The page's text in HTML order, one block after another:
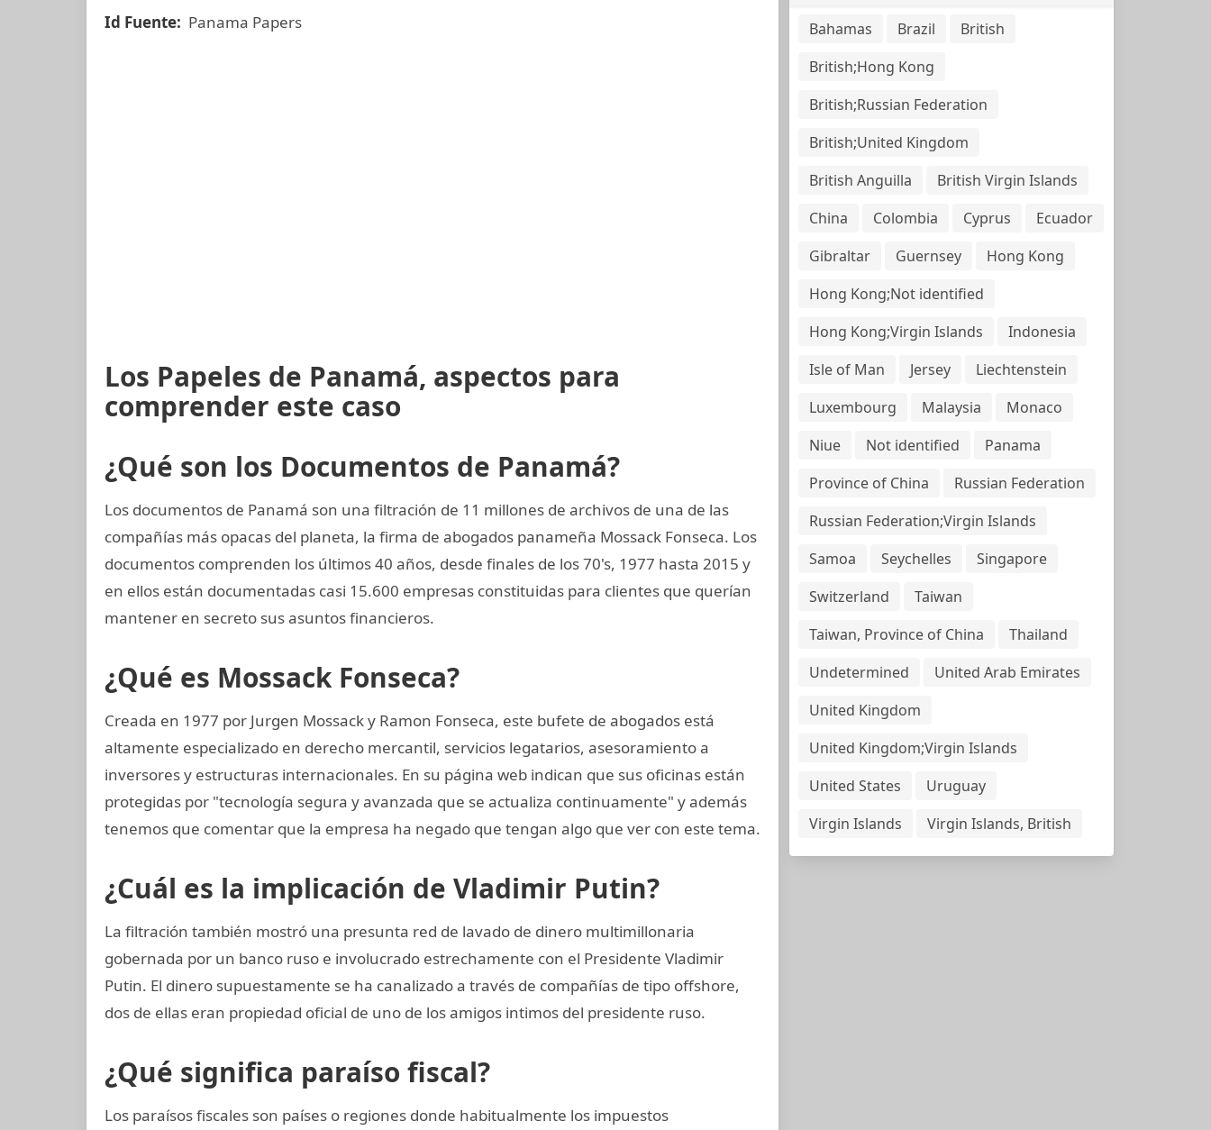
Id Fuente: Panama Papers
Los Papeles de Panamá, aspectos para
comprender este caso
¿Qué son los Documentos de Panamá?
Los documentos de Panamá son una filtración de 11 millones de archivos de una de las
compañías más opacas del planeta, la firma de abogados panameña Mossack Fonseca. Los
documentos comprenden los últimos 40 años, desde finales de los 70's, 1977 hasta 2015 y
en ellos están documentadas casi 15.600 empresas constituidas para clientes que querían
mantener en secreto sus asuntos financieros.
¿Qué es Mossack Fonseca?
Creada en 1977 por Jurgen Mossack y Ramon Fonseca, este bufete de abogados está
altamente especializado en derecho mercantil, servicios legatarios, asesoramiento a
inversores y estructuras internacionales. En su página web indican que sus oficinas están
protegidas por "tecnología segura y avanzada que se actualiza continuamente" y además
tenemos que comentar que la empresa ha negado que tengan algo que ver con este tema.
¿Cuál es la implicación de Vladimir Putin?
La filtración también mostró una presunta red de lavado de dinero multimillonaria
gobernada por un banco ruso e involucrado estrechamente con el Presidente Vladimir
Putin. El dinero supuestamente se ha canalizado a través de compañías de tipo offshore,
dos de ellas eran propiedad oficial de uno de los amigos intimos del presidente ruso.
¿Qué significa paraíso fiscal?
Los paraísos fiscales son países o regiones donde habitualmente los impuestos
Bahamas Brazil
British
British;Hong Kong
British;Russian Federation
British;United Kingdom
British Anguilla
British Virgin Islands
China
Colombia Cyprus
Ecuador
Gibraltar
Guernsey
Hong Kong
Hong Kong;Not identified
Hong Kong;Virgin Islands
Indonesia
Isle of Man
Jersey
Liechtenstein
Luxembourg
Malaysia
Monaco
Niue
Not identified
Panama
Province of China
Russian Federation
Russian Federation;Virgin Islands
Samoa
Seychelles
Singapore
Switzerland
Taiwan
Taiwan, Province of China
Thailand
Undetermined
United Arab Emirates
United Kingdom
United Kingdom;Virgin Islands
United States
Uruguay
Virgin Islands
Virgin Islands, British